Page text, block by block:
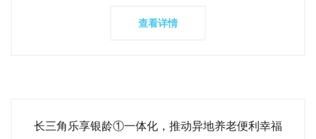
查看详情
长三角乐享银龄①一体化，推动异地养老便利幸福